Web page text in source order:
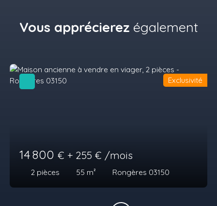
Vous apprécierez également
14 800 € + 255 € /mois
2 pièces 55 m² Rongères 03150
Exclusivité